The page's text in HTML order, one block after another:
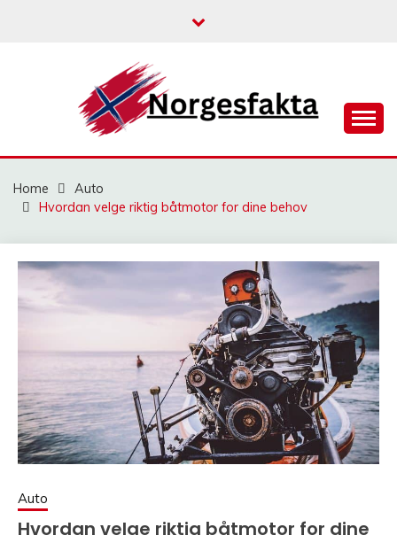
NORGESFAKTA
Home
Auto
Hvordan velge riktig båtmotor for dine behov
Auto
Hvordan velge riktig båtmotor for dine